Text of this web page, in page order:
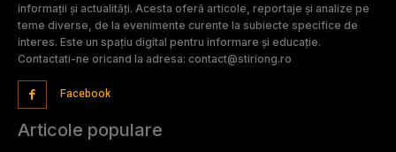
informații și actualități. Acesta oferă articole, reportaje și analize pe
teme diverse, de la evenimente curente la subiecte specifice de
interes. Este un spațiu digital pentru informare și educație.
Contactati-ne oricand la adresa: contact@stiriong.ro
Facebook
Articole populare